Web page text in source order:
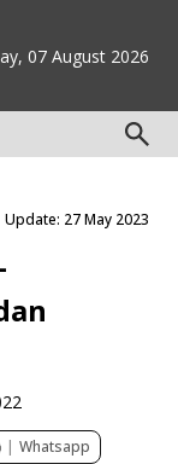
07 August 2026
Update: 27 May 2023
| Whatsapp